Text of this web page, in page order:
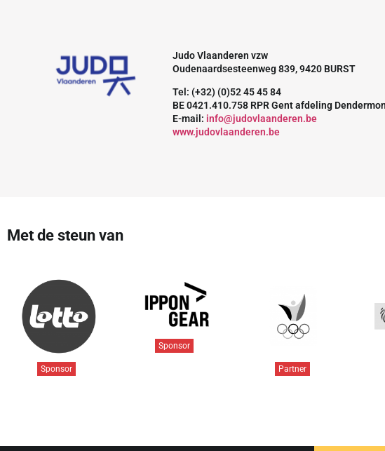
Judo Vlaanderen vzw
Oudenaardsesteenweg 839, 9420 BURST
Tel: (+32) (0)52 45 45 84
BE 0421.410.758 RPR Gent afdeling
E-mail: info@judovlaanderen.be
www.judovlaanderen.be
Met de steun van
Sponsor
Sponsor
Partner